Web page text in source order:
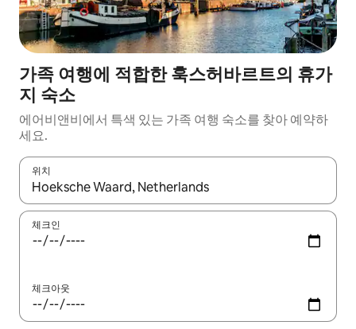
가족 여행에 적합한 훅스허바르트의 휴가
지 숙소
에어비앤비에서 특색 있는 가족 여행 숙소를 찾아 예약하
세요.
위치
결과가 나오면 위·아래 화살표 키를 사용하거나 터치 또는 스와이
체크인
체크아웃